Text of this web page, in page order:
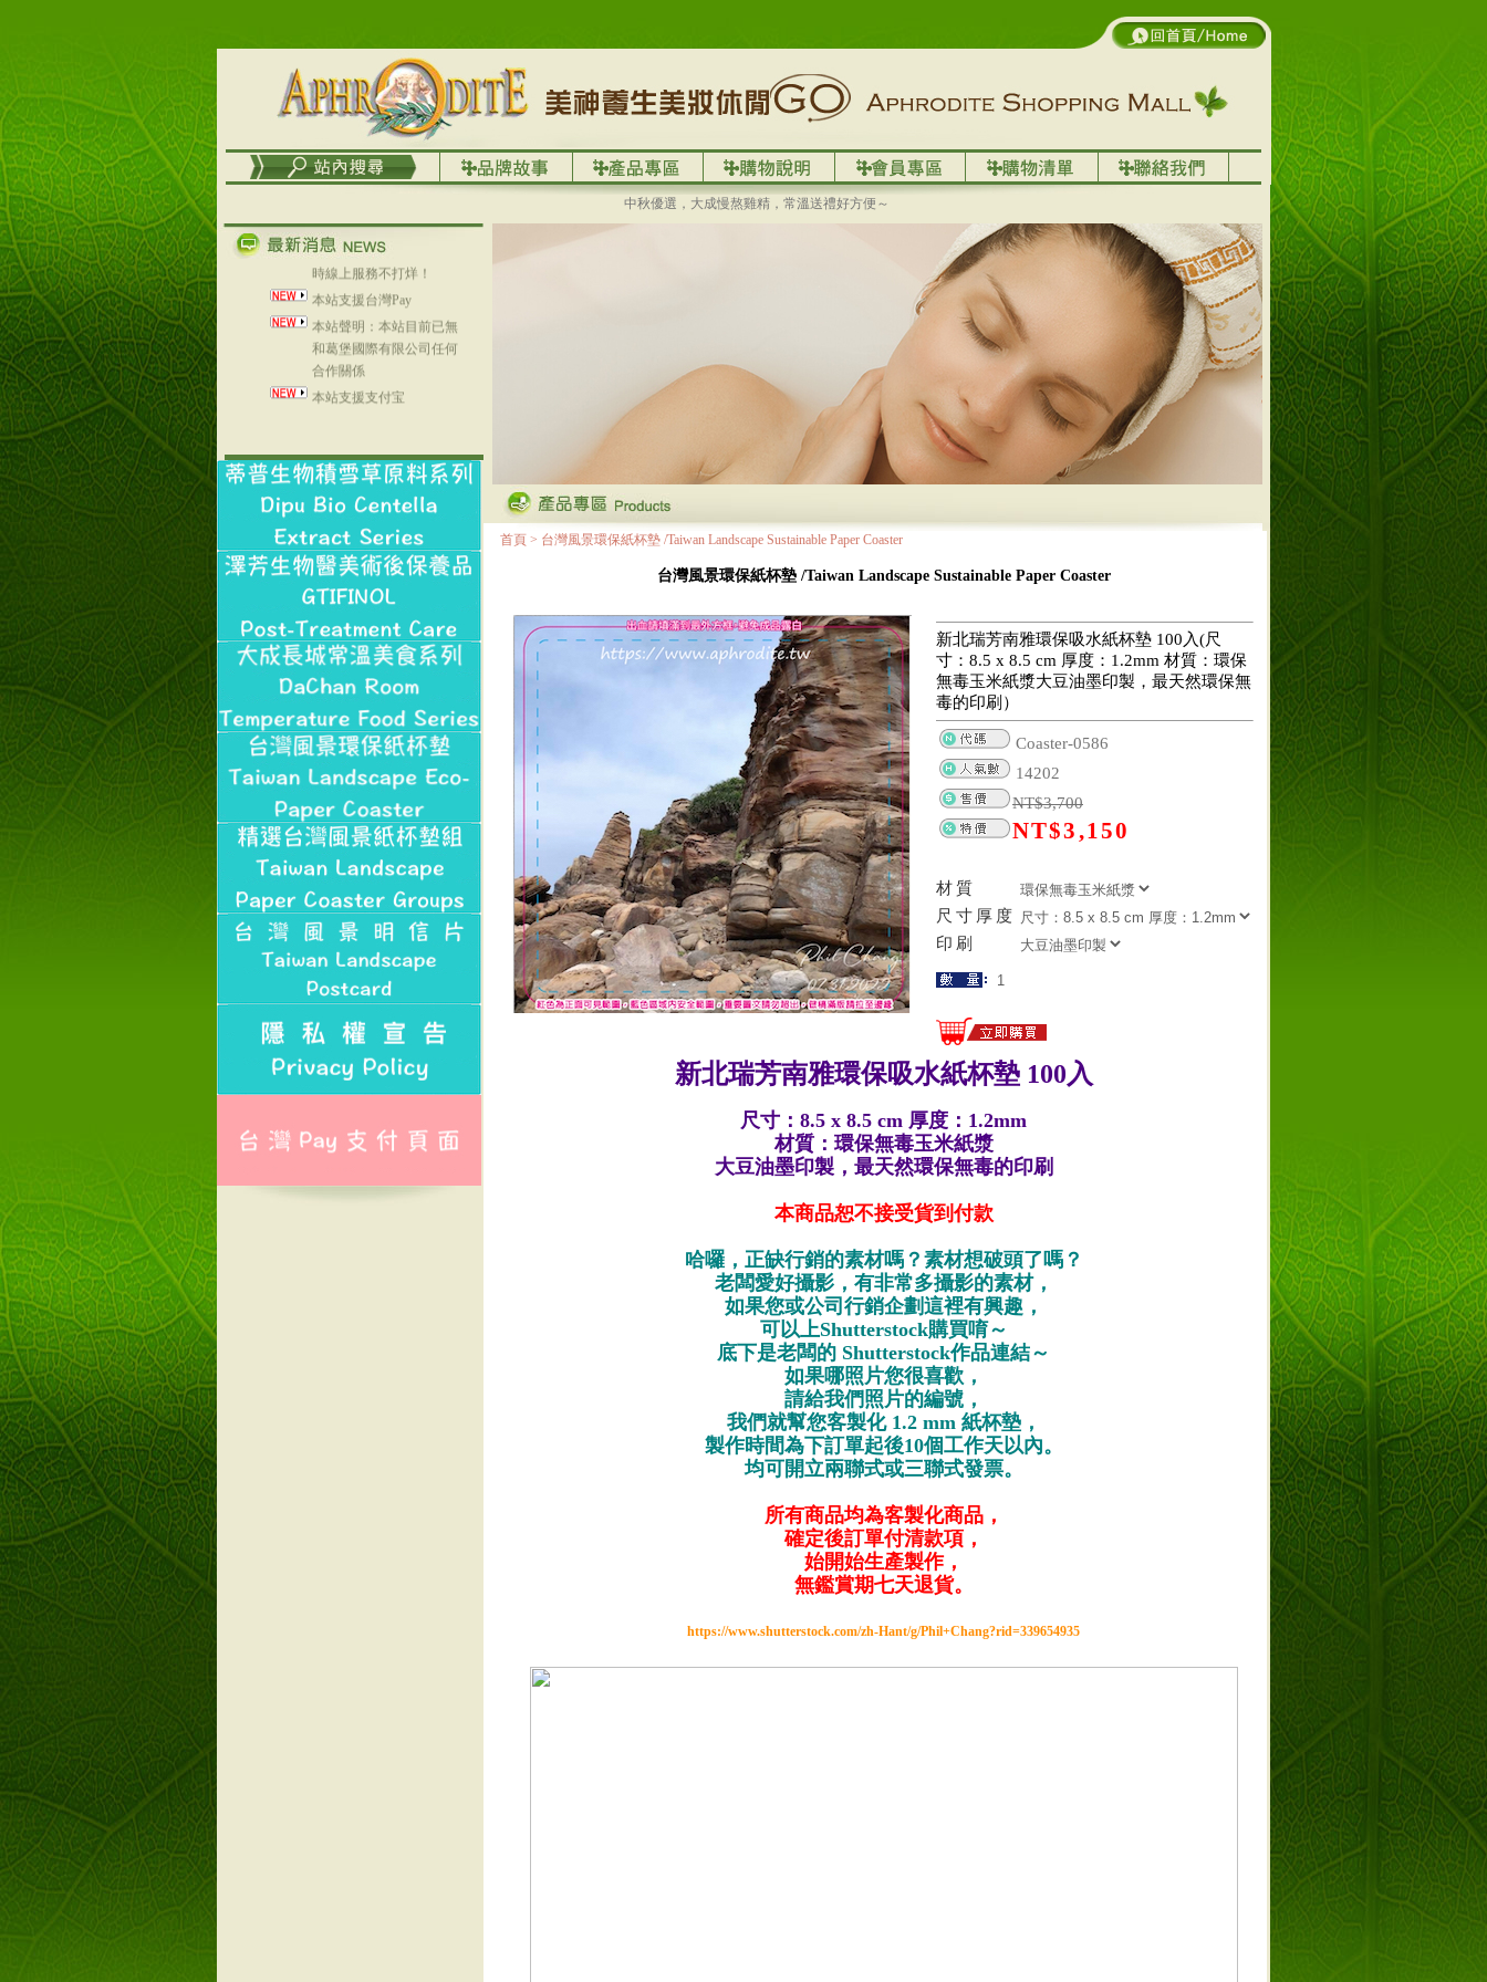
中秋優選，大成慢熬雞精，常溫送禮好方便～
在外租屋者、居住處無管
理員、不方便在工作地點
取件者，歡迎多多使用
【郵局i郵箱】的服務喔～
【i郵箱】設立的地點，請
進入內頁連結～
Line@aphrodite2020 24小
時線上服務不打烊！
本站支援台灣Pay
本站聲明：本站目前已無
和葛堡國際有限公司任何
合作關係
本站支援支付宝
2017年1月1日起，中国大
首頁 > 台灣風景環保紙杯墊 /Taiwan Landscape Sustainable Paper Coaster
台灣風景環保紙杯墊 /Taiwan Landscape Sustainable Paper Coaster
新北瑞芳南雅環保吸水紙杯墊 100入(尺
寸：8.5 x 8.5 cm 厚度：1.2mm 材質：環保
無毒玉米紙漿大豆油墨印製，最天然環保無
毒的印刷）
Coaster-0586
14202
NT$3,700
NT$3,150
材質
尺寸厚度
印刷
新北瑞芳南雅環保吸水紙杯墊 100入
尺寸：8.5 x 8.5 cm 厚度：1.2mm
材質：環保無毒玉米紙漿
大豆油墨印製，最天然環保無毒的印刷
本商品恕不接受貨到付款
哈囉，正缺行銷的素材嗎？素材想破頭了嗎？
老闆愛好攝影，有非常多攝影的素材，
如果您或公司行銷企劃這裡有興趣，
可以上Shutterstock購買唷～
底下是老闆的 Shutterstock作品連結～
如果哪照片您很喜歡，
請給我們照片的編號，
我們就幫您客製化 1.2 mm 紙杯墊，
製作時間為下訂單起後10個工作天以內。
均可開立兩聯式或三聯式發票。
所有商品均為客製化商品，
確定後訂單付清款項，
始開始生產製作，
無鑑賞期七天退貨。
https://www.shutterstock.com/zh-Hant/g/Phil+Chang?rid=339654935